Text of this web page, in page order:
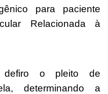
para paciente
Relacionada à
defiro o pleito de
determinando a